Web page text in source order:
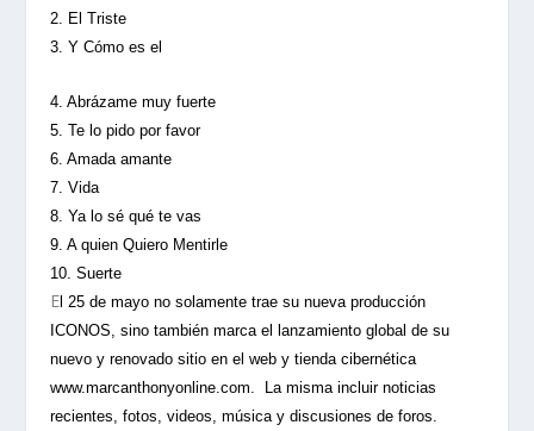
2. El Triste
3. Y Cómo es el
4. Abrázame muy fuerte
5. Te lo pido por favor
6. Amada amante
7. Vida
8. Ya lo sé qué te vas
9. Aquien Quiero Mentirle
10. Suerte
E l 25 de mayo no solamente trae su nueva producción
ICONOS, sino también marca el lanzamiento global de su
nuevo y renovado sitio en el web y tienda cibernética
www.marcanthonyonline.com. La misma incluir noticias
recientes, fotos, videos, música y discusiones de foros.